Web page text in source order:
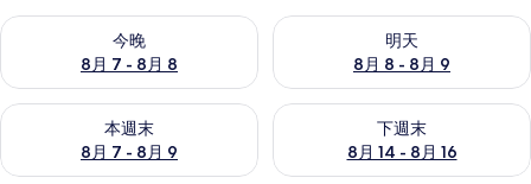
今晚
8月 7 - 8月 8
查看今晚 (8月 7 - 8月 8) 的供應情況
明天
8月 8 - 8月 9
查看明天 (8月 8 - 8月 9) 的供
本週末
8月 7 - 8月 9
查看本週末 (8月 7 - 8月 9) 的供應情況
下週末
8月 14 - 8月 16
查看下週末 (8月 14 - 8月 16)